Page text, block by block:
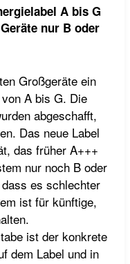
A bis G
nur B oder
Großgeräte ein
A bis G. Die
abgeschafft,
Das neue Label
das früher A+++
nur noch B oder
es schlechter
ist für künftige,
ist der konkrete
dem Label und in